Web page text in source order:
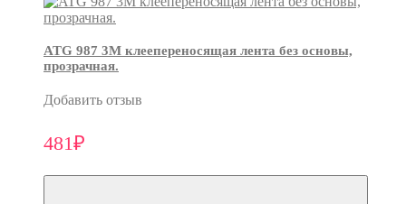
ATG 987 3М клеепереносящая лента без основы,
прозрачная.
Добавить отзыв
481₽